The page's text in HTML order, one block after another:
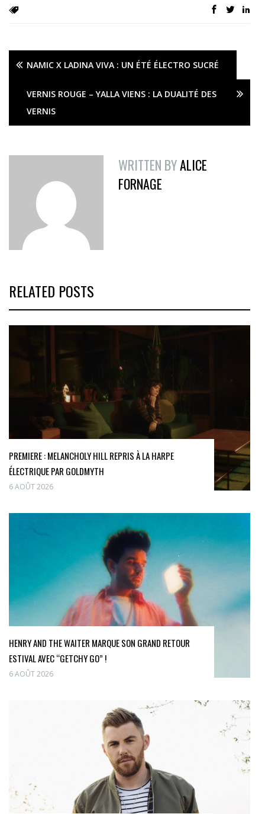
NAMIC X LADINA VIVA : UN ÉTÉ ÉLECTRO SUCRÉ
VERNIS ROUGE – YALLA VIENS : LA DUALITÉ DES
VERNIS
WRITTEN BYALICE
FORNAGE
RELATED POSTS
PREMIERE : MELANCHOLY HILL REPRIS À LA HARPE
ÉLECTRIQUE PAR GOLDMYTH
6 AOÛT 2026
HENRY AND THE WAITER MARQUE SON GRAND RETOUR
ESTIVAL AVEC “GETCHY GO” !
6 AOÛT 2026